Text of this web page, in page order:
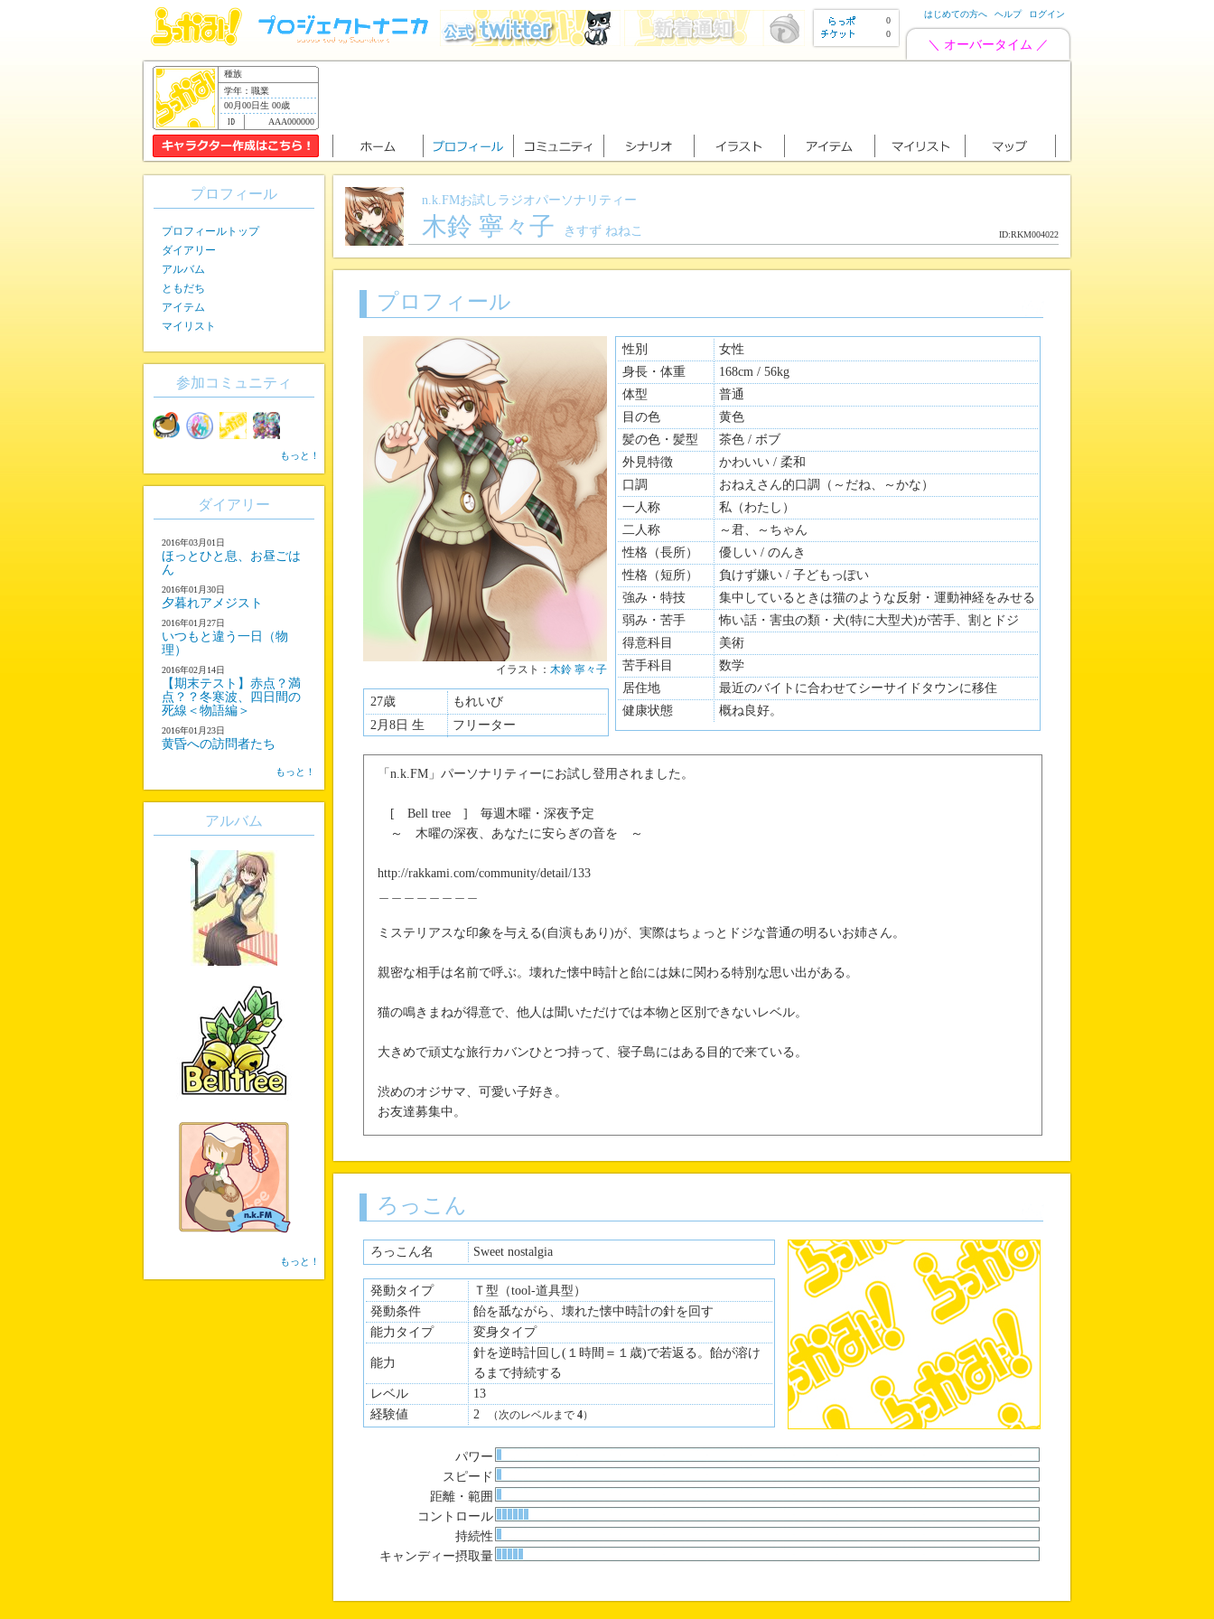
0
0
はじめての方へ ヘルプ ログイン
＼ オーバータイム ／
種族
学年：職業
00月00日生 00歳
AAA000000
n.k.FMお試しラジオパーソナリティー
木鈴 寧々子 きすず ねねこ ID:RKM004022
プロフィール
イラスト： 木鈴 寧々子
27歳
もれいび
2月8日 生
フリーター
性別
女性
身長・体重
168cm / 56kg
体型
普通
目の色
黄色
髪の色・髪型
茶色 / ボブ
外見特徴
かわいい / 柔和
口調
おねえさん的口調（～だね、～かな）
一人称
私（わたし）
二人称
～君、～ちゃん
性格（長所）
優しい / のんき
性格（短所）
負けず嫌い / 子どもっぽい
強み・特技
集中しているときは猫のような反射・運動神経をみせる
弱み・苦手
怖い話・害虫の類・犬(特に大型犬)が苦手、割とドジ
得意科目
美術
苦手科目
数学
居住地
最近のバイトに合わせてシーサイドタウンに移住
健康状態
概ね良好。
「n.k.FM」パーソナリティーにお試し登用されました。
[ Bell tree ] 毎週木曜・深夜予定
～ 木曜の深夜、あなたに安らぎの音を ～
http://rakkami.com/community/detail/133
ミステリアスな印象を与える(自演もあり)が、実際はちょっとドジな普通の明るいお姉さん。
親密な相手は名前で呼ぶ。壊れた懐中時計と飴には妹に関わる特別な思い出がある。
猫の鳴きまねが得意で、他人は聞いただけでは本物と区別できないレベル。
大きめで頑丈な旅行カバンひとつ持って、寝子島にはある目的で来ている。
渋めのオジサマ、可愛い子好き。
お友達募集中。
ろっこん
ろっこん名 Sweet nostalgia
発動タイプ
Ｔ型（tool-道具型）
発動条件
飴を舐ながら、壊れた懐中時計の針を回す
能力タイプ
変身タイプ
能力
針を逆時計回し(１時間＝１歳)で若返る。飴が溶け
るまで持続する
レベル
13
経験値
2 （次のレベルまで 4）
パワー
スピード
距離・範囲
コントロール
持続性
キャンディー摂取量
プロフィール
プロフィールトップ
ダイアリー
アルバム
ともだち
アイテム
マイリスト
参加コミュニティ
もっと！
ダイアリー
2016年03月01日
ほっとひと息、お昼ごは
ん
2016年01月30日
夕暮れアメジスト
2016年01月27日
いつもと違う一日（物
理）
2016年02月14日
【期末テスト】赤点？満
点？？冬寒波、四日間の
死線＜物語編＞
2016年01月23日
黄昏への訪問者たち
もっと！
アルバム
もっと！